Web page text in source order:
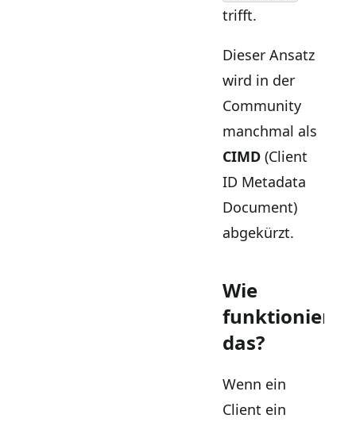
trifft.
Dieser Ansatz
wird in der
Community
manchmal als
CIMD (Client
ID Metadata
Document)
abgekürzt.
Wie
funktioniert
das?
Wenn ein
Client ein